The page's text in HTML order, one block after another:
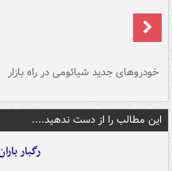
خودروهای جدید شیائومی در راه بازار
این مطالب را از دست ندهید....
رگبار